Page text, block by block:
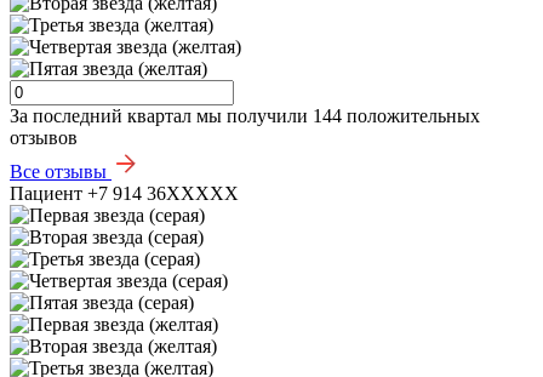
За последний квартал мы получили 144 положительных
отзывов
Все отзывы
Пациент +7 914 36XXXXX